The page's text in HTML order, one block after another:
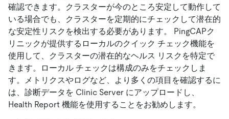
確認できます。クラスターが今のところ安定して動作して
いる場合でも、クラスターを定期的にチェックして潜在的
な安定性リスクを検出する必要があります。 PingCAPク
リニックが提供するローカルのクイック チェック機能を
使用して、クラスターの潜在的なヘルス リスクを特定で
きます。ローカル チェックは構成のみをチェックしま
す。メトリクスやログなど、より多くの項目を確認するに
は、診断データを Clinic Server にアップロードし、
Health Report 機能を使用することをお勧めします。